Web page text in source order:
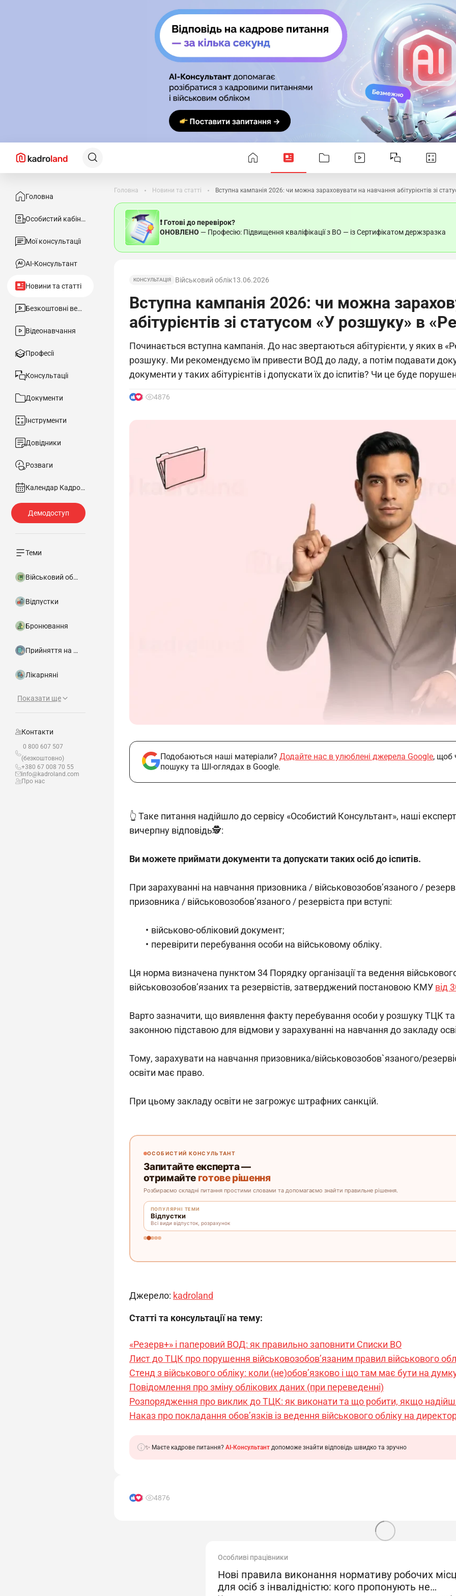
Головна
Особистий кабінет
Мої консультації
АІ-Консультант
Новини та статті
Безкоштовні вебінари
Відеонавчання
Професії
Консультації
Документи
Інструменти
Довідники
Розваги
Календар Кадровика
Теми
Військовий облік
Відпустки
Бронювання
Прийняття на роботу
Лікарняні
Показати ще
Контакти
0 800 607 507
(безкоштовно)
+380 67 008 70 55
info@kadroland.com
Про нас
Головна Новини та статті Вступна кампанія 2026: чи можна зараховувати на навчання абітурієнтів зі
❗ Готові до перевірок?
ОНОВЛЕНО — Професію: Підвищення кваліфікації з ВО — із Сертифікатом держзразка
КОНСУЛЬТАЦІЯ Військовий облік13.06.2026
Вступна кампанія 2026: чи можна
абітурієнтів зі статусом «У розшуку» в
Починається вступна кампанія. До нас звертаються абітурієнти, у яких в
розшуку. Ми рекомендуємо їм привести ВОД до ладу, а потім подавати
документи у таких абітурієнтів і допускати їх до іспитів? Чи це буде
8 4876
Подобаються наші матеріали? Додайте нас в улюблені джерела Google, щоб
пошуку та ШІ-оглядах в Google.
👆 Таке питання надійшло до сервісу «Особистий Консультант», наші
вичерпну відповідь🕵️:
Ви можете приймати документи та допускати таких осіб до іспитів.
При зарахуванні на навчання призовника / військовозобов’язаного /
призовника / військовозобов’язаного / резервіста при вступі:
військово-обліковий документ;
перевірити перебування особи на військовому обліку.
Ця норма визначена пунктом 34 Порядку організації та ведення
військовозобов’язаних та резервістів, затверджений постановою КМУ від
Варто зазначити, що виявлення факту перебування особи у розшуку ТЦК
законною підставою для відмови у зарахуванні на навчання до закладу
Тому, зарахувати на навчання призовника/військовозобов`язаного/
освіти має право.
При цьому закладу освіти не загрожує штрафних санкцій.
Джерело: kadroland
Статті та консультації на тему:
«Резерв+» і паперовий ВОД: як правильно заповнити Списки ВО
Лист до ТЦК про порушення військовозобов’язаним правил військового
Стенд з військового обліку: коли (не)обов’язково і що там має бути на
Повідомлення про зміну облікових даних (при переведенні)
Розпорядження про виклик до ТЦК: як виконати та що робити, якщо
Наказ про покладання обов’язків із ведення військового обліку на
✨ Маєте кадрове питання? AI-Консультант допоможе знайти відповідь швидко та зручно
8 4876
Особливі працівники
Нові правила виконання нормативу робочих
для осіб з інвалідністю: кого пропонують не